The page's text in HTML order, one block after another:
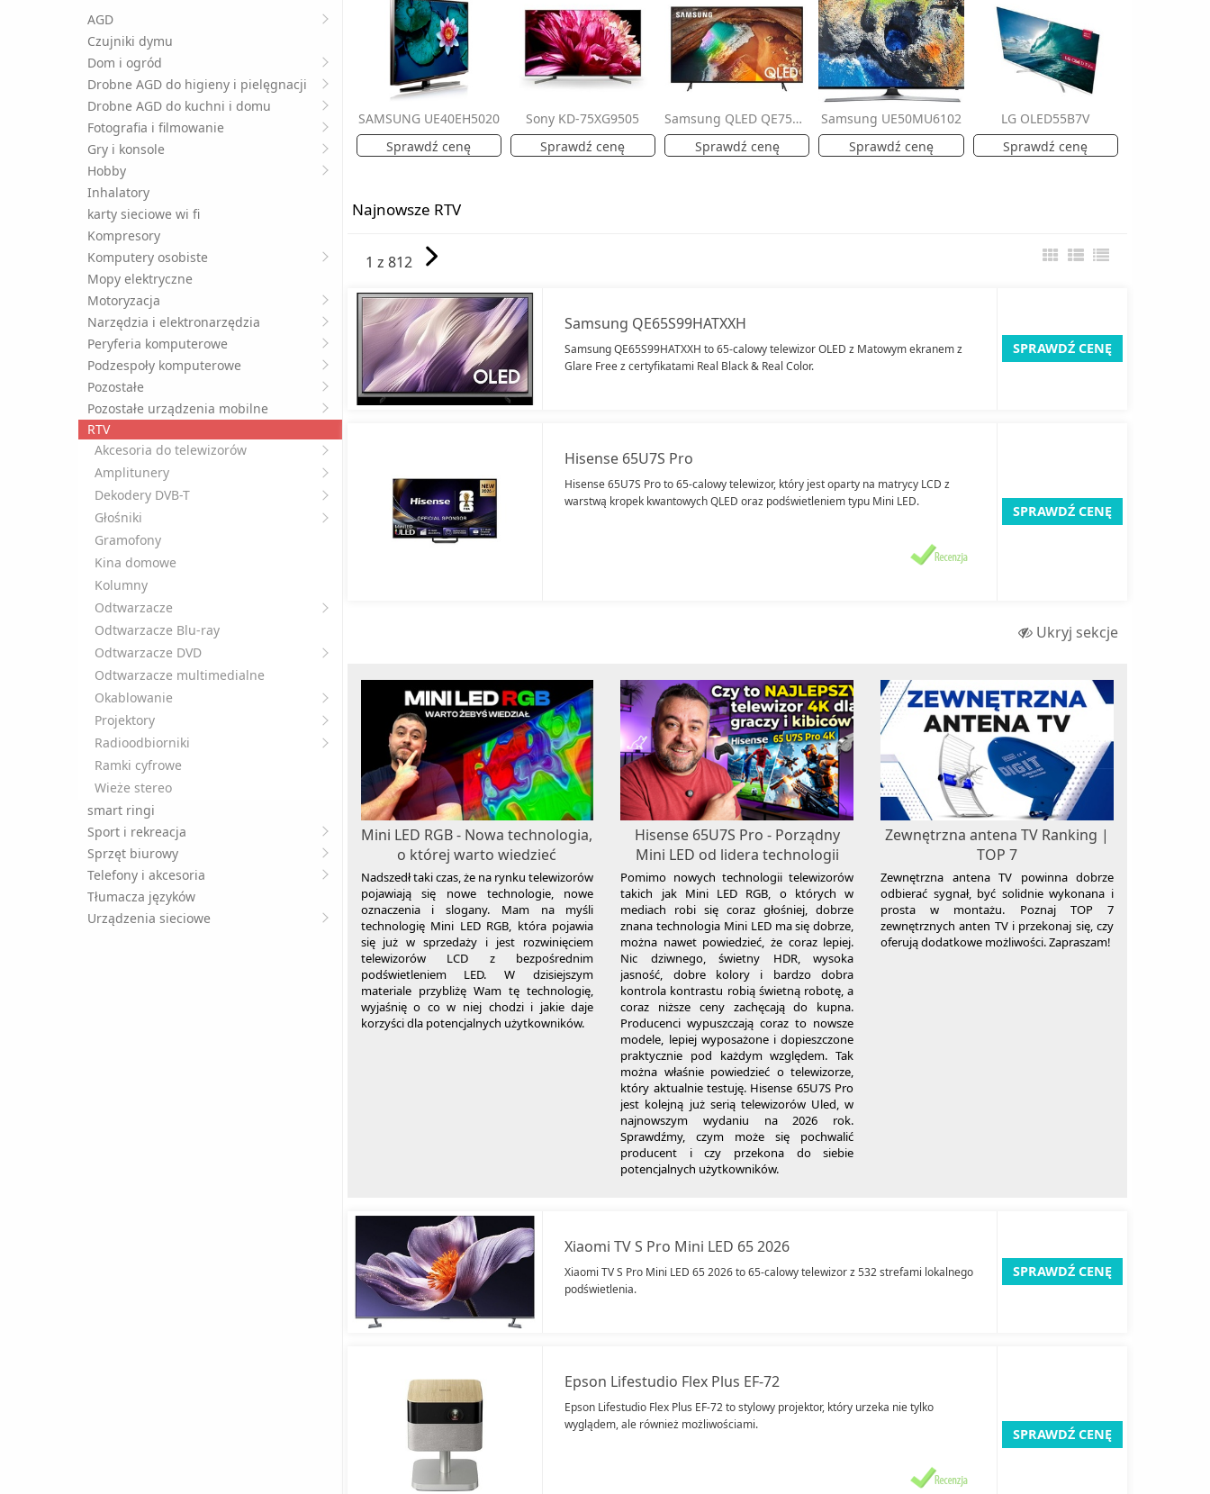
AGD
Czujniki dymu
Dom i ogród
Drobne AGD do higieny i pielęgnacji
Drobne AGD do kuchni i domu
Fotografia i filmowanie
Gry i konsole
Hobby
Inhalatory
karty sieciowe wi fi
Kompresory
Komputery osobiste
Mopy elektryczne
Motoryzacja
Narzędzia i elektronarzędzia
Peryferia komputerowe
Podzespoły komputerowe
Pozostałe
Pozostałe urządzenia mobilne
RTV
Akcesoria do telewizorów
Amplitunery
Dekodery DVB-T
Głośniki
Gramofony
Kina domowe
Kolumny
Odtwarzacze
Odtwarzacze Blu-ray
Odtwarzacze DVD
Odtwarzacze multimedialne
Okablowanie
Projektory
Radioodbiorniki
Ramki cyfrowe
Wieże stereo
smart ringi
Sport i rekreacja
Sprzęt biurowy
Telefony i akcesoria
Tłumacza języków
Urządzenia sieciowe
SAMSUNG UE40EH5020
Sprawdź cenę
Sony KD-75XG9505
Sprawdź cenę
Samsung QLED QE75Q60RAT
Sprawdź cenę
Samsung UE50MU6102
Sprawdź cenę
LG OLED55B7V
Sprawdź cenę
Najnowsze RTV
1 z 812
Samsung QE65S99HATXXH
Samsung QE65S99HATXXH to 65-calowy telewizor OLED z Matowym ekranem z
Glare Free z certyfikatami Real Black & Real Color.
SPRAWDŹ CENĘ
Hisense 65U7S Pro
Hisense 65U7S Pro to 65-calowy telewizor, który jest oparty na matrycy LCD z
warstwą kropek kwantowych QLED oraz podświetleniem typu Mini LED.
SPRAWDŹ CENĘ
Ukryj sekcje
Mini LED RGB - Nowa technologia,
o której warto wiedzieć
Nadszedł taki czas, że na rynku telewizorów
pojawiają się nowe technologie, nowe
oznaczenia i slogany. Mam na myśli
technologię Mini LED RGB, która pojawia
się już w sprzedaży i jest rozwinięciem
telewizorów LCD z bezpośrednim
podświetleniem LED. W dzisiejszym
materiale przybliżę Wam tę technologię,
wyjaśnię o co w niej chodzi i jakie daje
korzyści dla potencjalnych użytkowników.
Hisense 65U7S Pro - Porządny
Mini LED od lidera technologii
Pomimo nowych technologii telewizorów
takich jak Mini LED RGB, o których w
mediach robi się coraz głośniej, dobrze
znana technologia Mini LED ma się dobrze,
można nawet powiedzieć, że coraz lepiej.
Nic dziwnego, świetny HDR, wysoka
jasność, dobre kolory i bardzo dobra
kontrola kontrastu robią świetną robotę, a
coraz niższe ceny zachęcają do kupna.
Producenci wypuszczają coraz to nowsze
modele, lepiej wyposażone i dopieszczone
praktycznie pod każdym względem. Tak
można właśnie powiedzieć o telewizorze,
który aktualnie testuję. Hisense 65U7S Pro
jest kolejną już serią telewizorów Uled, w
najnowszym wydaniu na 2026 rok.
Sprawdźmy, czym może się pochwalić
producent i czy przekona do siebie
potencjalnych użytkowników.
Zewnętrzna antena TV Ranking |
TOP 7
Zewnętrzna antena TV powinna dobrze
odbierać sygnał, być solidnie wykonana i
prosta w montażu. Poznaj TOP 7
zewnętrznych anten TV i przekonaj się, czy
oferują dodatkowe możliwości. Zapraszam!
Xiaomi TV S Pro Mini LED 65 2026
Xiaomi TV S Pro Mini LED 65 2026 to 65-calowy telewizor z 532 strefami lokalnego
podświetlenia.
SPRAWDŹ CENĘ
Epson Lifestudio Flex Plus EF-72
Epson Lifestudio Flex Plus EF-72 to stylowy projektor, który urzeka nie tylko
wyglądem, ale również możliwościami.
SPRAWDŹ CENĘ